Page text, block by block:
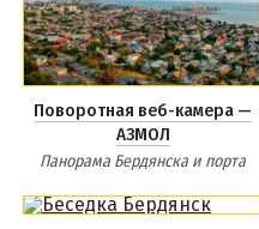
Поворотная веб-камера —
АЗМОЛ
Панорама Бердянска и порта